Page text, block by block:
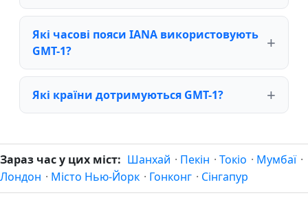
Які часові пояси IANA використовують
GMT-1?
Які країни дотримуються GMT-1?
Зараз час у цих міст: Шанхай · Пекін · Токіо · Мумбаї ·
Лондон · Місто Нью-Йорк · Гонконг · Сінгапур